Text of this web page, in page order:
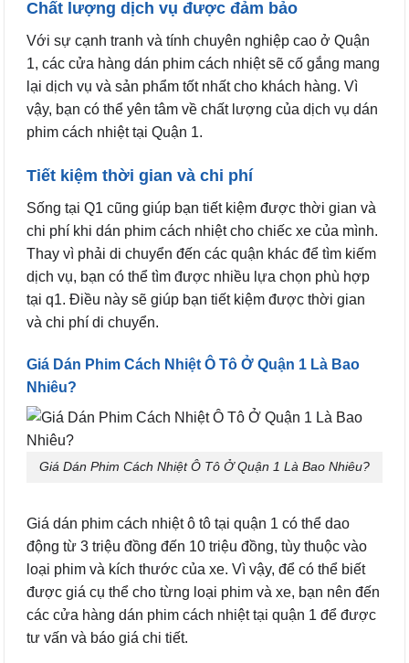
Chất lượng dịch vụ được đảm bảo
Với sự cạnh tranh và tính chuyên nghiệp cao ở Quận
1, các cửa hàng dán phim cách nhiệt sẽ cố gắng mang
lại dịch vụ và sản phẩm tốt nhất cho khách hàng. Vì
vậy, bạn có thể yên tâm về chất lượng của dịch vụ dán
phim cách nhiệt tại Quận 1.
Tiết kiệm thời gian và chi phí
Sống tại Q1 cũng giúp bạn tiết kiệm được thời gian và
chi phí khi dán phim cách nhiệt cho chiếc xe của mình.
Thay vì phải di chuyển đến các quận khác để tìm kiếm
dịch vụ, bạn có thể tìm được nhiều lựa chọn phù hợp
tại q1. Điều này sẽ giúp bạn tiết kiệm được thời gian
và chi phí di chuyển.
Giá Dán Phim Cách Nhiệt Ô Tô Ở Quận 1 Là Bao
Nhiêu?
Giá Dán Phim Cách Nhiệt Ô Tô Ở Quận 1 Là Bao Nhiêu?
Giá dán phim cách nhiệt ô tô tại quận 1 có thể dao
động từ 3 triệu đồng đến 10 triệu đồng, tùy thuộc vào
loại phim và kích thước của xe. Vì vậy, để có thể biết
được giá cụ thể cho từng loại phim và xe, bạn nên đến
các cửa hàng dán phim cách nhiệt tại quận 1 để được
tư vấn và báo giá chi tiết.